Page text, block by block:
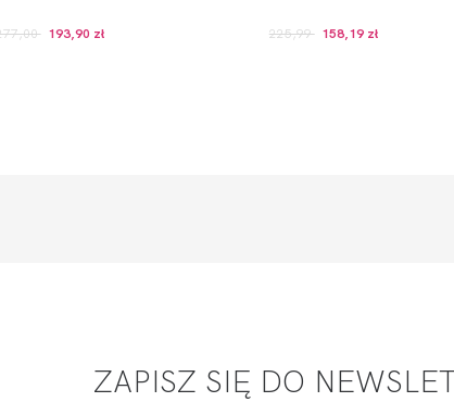
193,90 zł 225,99 158,19 zł
ZAPISZ SIĘ DO